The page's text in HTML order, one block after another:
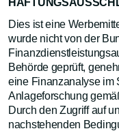
Dies ist eine
wurde nicht von der
Behörde geprüft,
eine Finanzanalyse im
Anlageforschung
Durch den Zugriff auf
nachstehenden